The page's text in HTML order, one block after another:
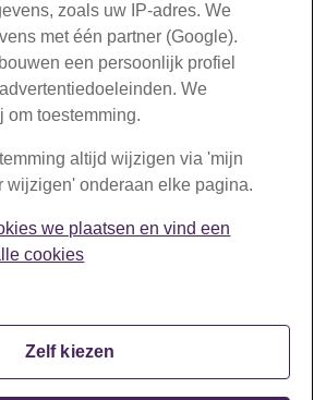
zoals uw IP-adres. We
met één partner (Google).
een persoonlijk profiel
We
om toestemming.
altijd wijzigen via 'mijn
wijzigen' onderaan elke pagina.
we plaatsen en vind een
cookies
Zelf kiezen